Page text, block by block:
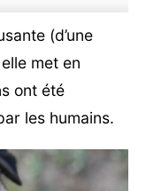
(d’une
met en
ont été
les humains.